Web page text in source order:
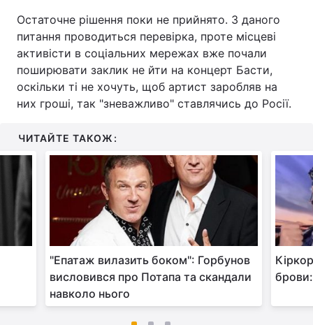
Остаточне рішення поки не прийнято. З даного
питання проводиться перевірка, проте місцеві
активісти в соціальних мережах вже почали
поширювати заклик не йти на концерт Басти,
оскільки ті не хочуть, щоб артист заробляв на
них гроші, так "зневажливо" ставлячись до Росії.
ЧИТАЙТЕ ТАКОЖ:
"Епатаж вилазить боком": Горбунов
висловився про Потапа та скандали
навколо нього